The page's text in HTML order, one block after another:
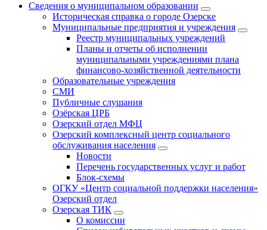
Сведения о муниципальном образовании
Историческая справка о городе Озерске
Муниципальные предприятия и учреждения
Реестр муниципальных учреждений
Планы и отчеты об исполнении
муниципальными учреждениями плана
финансово-хозяйственной деятельности
Образовательные учреждения
СМИ
Публичные слушания
Озёрская ЦРБ
Озерский отдел МФЦ
Озерский комплексный центр социального
обслуживания населения
Новости
Перечень государственных услуг и работ
Блок-схемы
ОГКУ «Центр социальной поддержки населения»
Озерский отдел
Озерская ТИК
О комиссии